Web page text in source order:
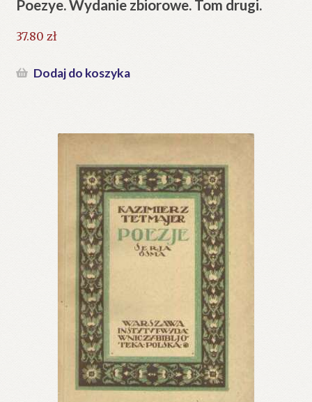
Poezye. Wydanie zbiorowe. Tom drugi.
37.80 zł
Dodaj do koszyka